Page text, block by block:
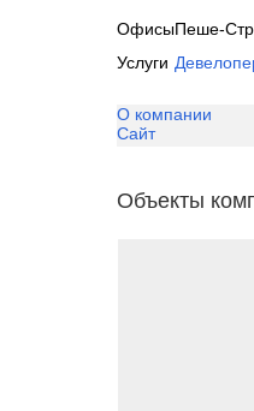
ОфисыПеше-
Услуги
О компании
Сайт
Объекты